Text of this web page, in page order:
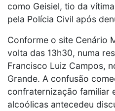
como Geisiel, tio da
pela Polícia Civil após
Conforme o site Cenário
volta das 13h30, numa
Francisco Luiz Campos,
Grande. A confusão
confraternização familiar
alcoólicas antecedeu